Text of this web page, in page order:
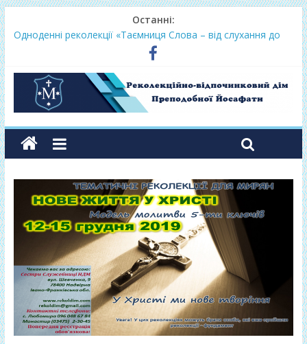
Останні:
Одноденні реколекції «Таємниця Слова – від слухання до
Lectio Divina – єв.Матея 2026
Нове життя в Христі – осінь 2026
Фундамент у вересні 2026